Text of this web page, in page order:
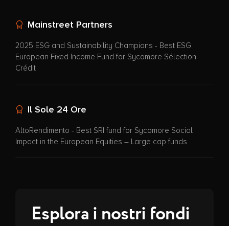
Mainstreet Partners
2025 ESG and Sustainability Champions - Best ESG
European Fixed Income Fund for Sycomore Sélection
Crédit
Il Sole 24 Ore
AltoRendimento - Best SRI fund for Sycomore Social
Impact in the European Equities – Large cap funds
Esplora i nostri fondi